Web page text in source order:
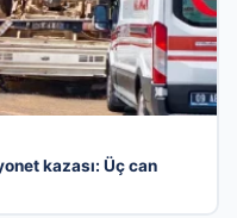
kazası: Üç can